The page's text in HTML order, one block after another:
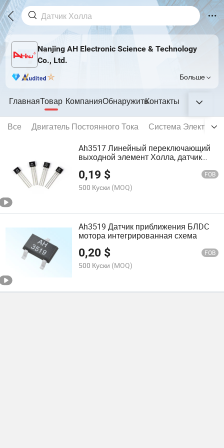
Nanjing AH Electronic Science & Technology
Co., Ltd.
Больше
ГлавнаяТовар КомпанияОбнаружитьКонтакты
Все Двигатель Постоянного Тока
Система
Ah3517 Линейный переключающий
выходной элемент Холла, датчик
0,19 $ FOB
500 Куски (MOQ)
Ah3519 Датчик приближения БЛDC
мотора интегрированная схема
0,20 $ FOB
500 Куски (MOQ)